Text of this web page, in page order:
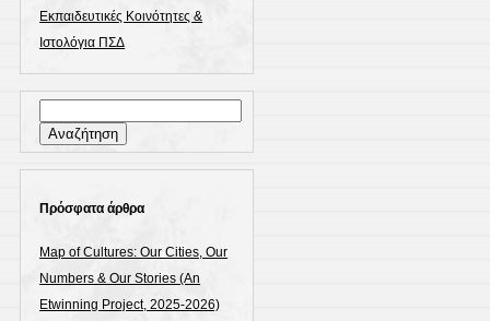
Εκπαιδευτικές Κοινότητες &
Ιστολόγια ΠΣΔ
για:
Πρόσφατα άρθρα
Map of Cultures: Our Cities, Our
Numbers & Our Stories (An
Etwinning Project, 2025-2026)